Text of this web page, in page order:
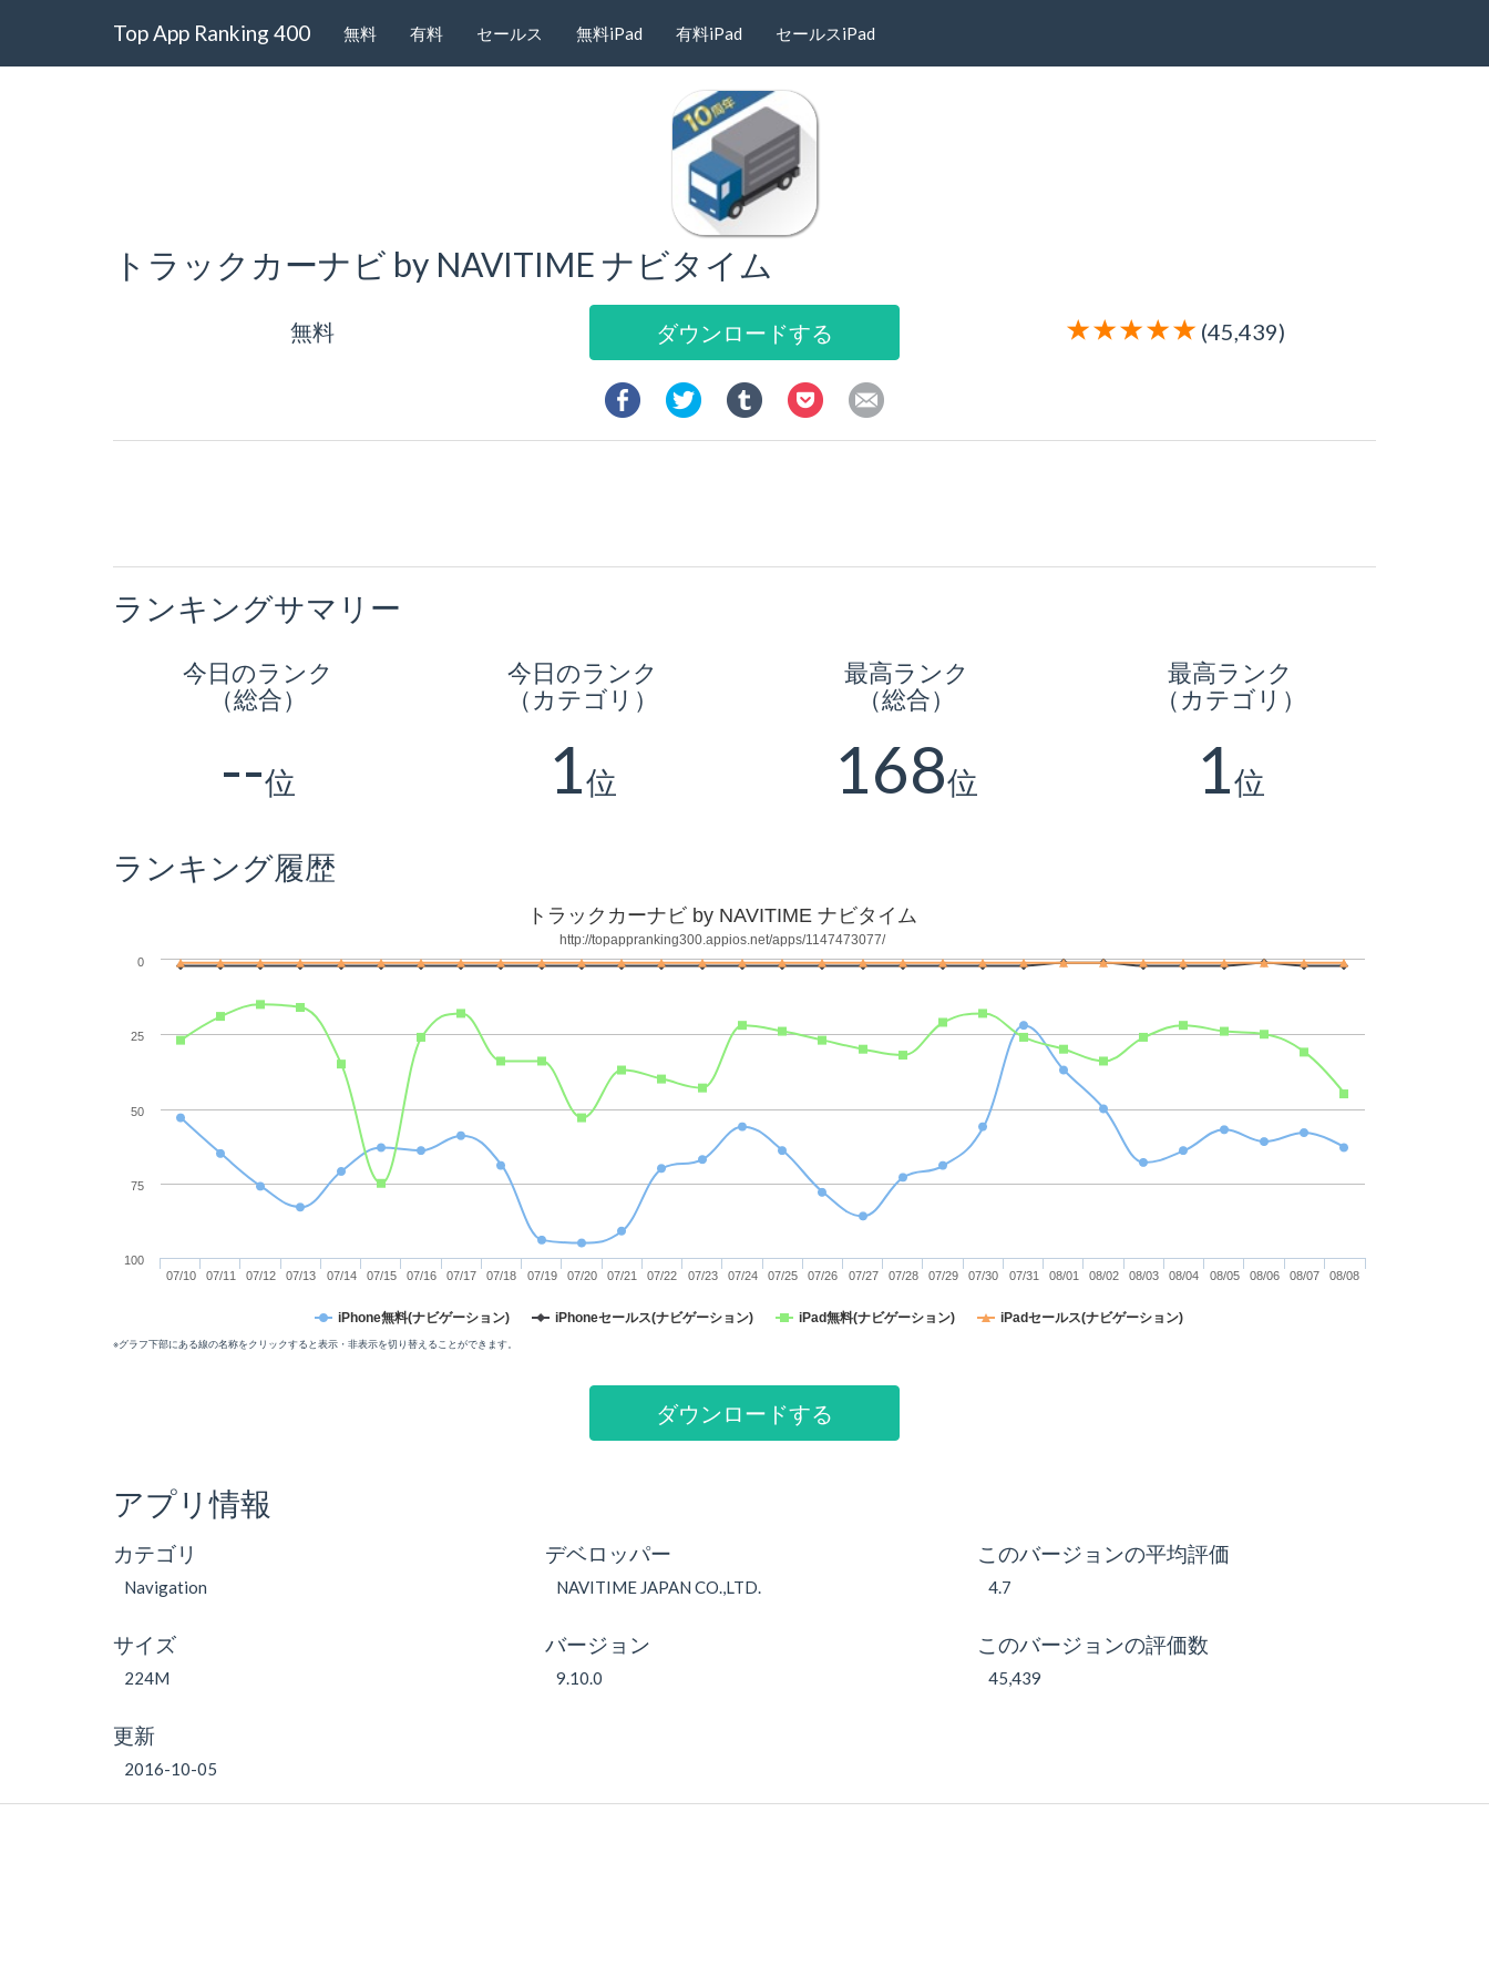
Top App Ranking 400 無料 有料 セールス 無料iPad 有料iPad セールスiPad
トラックカーナビ by NAVITIME ナビタイム
無料 ダウンロードする (45,439)
ランキングサマリー
今日のランク
（総合）
--位
今日のランク
（カテゴリ）
1位
最高ランク
（総合）
168位
最高ランク
（カテゴリ）
1位
ランキング履歴
トラックカーナビ by NAVITIME ナビタイム
http://topappranking300.appios.net/apps/1147473077/
iPhone無料(ナビゲーション) iPhoneセールス(ナビゲーション) iPad無料(ナビゲーション) iPadセールス(ナビゲーション)
07/10 07/11 07/12 07/13 07/14 07/15 07/16 07/17 07/18 07/19 07/20 07/21 07/22 07/23 07/24 07/25 07/26 07/27 07/28 07/29 07/30 07/31 08/01 08/02 08/03 08/04 08/05 08/06 08/07 08/08
0
100
25
50
75
※グラフ下部にある線の名称をクリックすると表示・非表示を切り替えることができます。
ダウンロードする
アプリ情報
カテゴリ
Navigation
サイズ
224M
更新
2016-10-05
デベロッパー
NAVITIME JAPAN CO.,LTD.
バージョン
9.10.0
このバージョンの平均評価
4.7
このバージョンの評価数
45,439